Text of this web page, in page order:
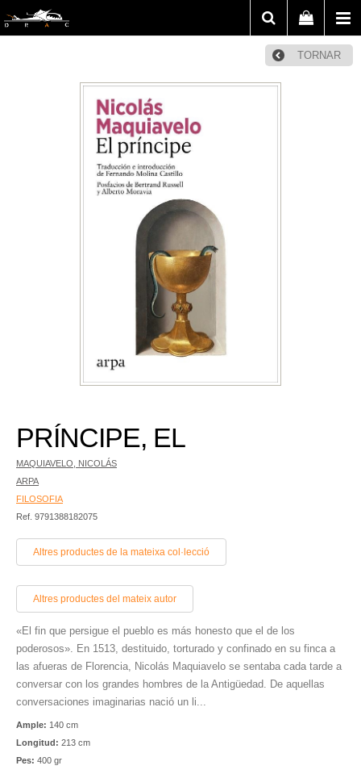
TORNAR
PRÍNCIPE, EL
MAQUIAVELO, NICOLÁS
ARPA
FILOSOFIA
Ref. 9791388182075
Altres productes de la mateixa col·lecció
Altres productes del mateix autor
«El fin que persigue el pueblo es más honesto que el de los
poderosos». En 1513, destituido, torturado y confinado en su finca a
las afueras de Florencia, Nicolás Maquiavelo se sentaba cada tarde a
conversar con los grandes hombres de la Antigüedad. De aquellas
conversaciones imaginarias nació un li...
Ample: 140 cm
Longitud: 213 cm
Pes: 400 gr